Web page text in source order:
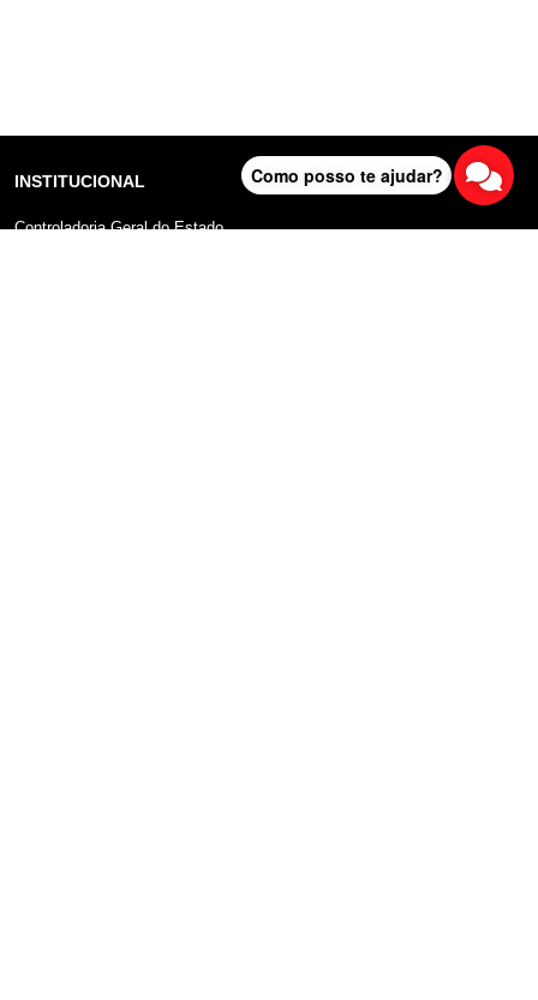
INSTITUCIONAL
Controladoria Geral do Estado
Como posso te ajudar?